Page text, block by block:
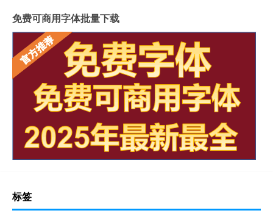
免费可商用字体批量下载
标签